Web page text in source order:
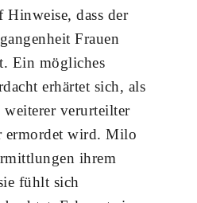
Hinweise, dass der
Frauen
Ein mögliches
erhärtet sich, als
verurteilter
ermordet wird. Milo
ihrem
fühlt sich